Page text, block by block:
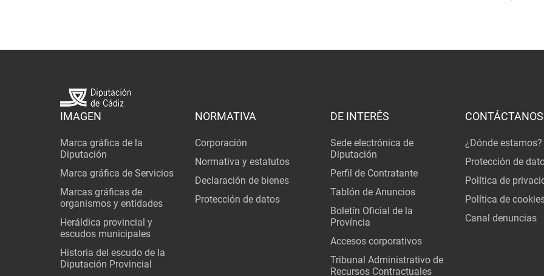
IMAGEN
Marca gráfica de la
Diputación
Marca gráfica de Servicios
Marcas gráficas de
organismos y entidades
Heráldica provincial y
escudos municipales
Historia del escudo de la
Diputación Provincial
NORMATIVA
Corporación
Normativa y estatutos
Declaración de bienes
Protección de datos
DE INTERÉS
Sede electrónica de
Diputación
Perfil de Contratante
Tablón de Anuncios
Boletín Oficial de la
Província
Accesos corporativos
Tribunal Administrativo de
Recursos Contractuales
CONTÁCTANOS
¿Dónde estamos?
Protección de
Política de
Política de
Canal denuncias